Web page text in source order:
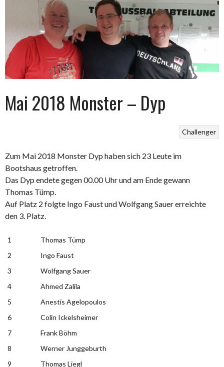
Mai 2018 Monster – Dyp
Challenger
Zum Mai 2018 Monster Dyp haben sich 23 Leute im
Bootshaus getroffen.
Das Dyp endete gegen 00.00 Uhr und am Ende gewann
Thomas Tümp.
Auf Platz 2 folgte Ingo Faust und Wolfgang Sauer erreichte
den 3. Platz.
1
Thomas Tümp
2
Ingo Faust
3
Wolfgang Sauer
4
Ahmed Zalila
5
Anestis Agelopoulos
6
Colin Ickelsheimer
7
Frank Böhm
8
Werner Junggeburth
9
Thomas Liegl